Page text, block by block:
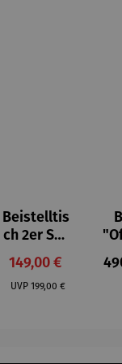
Beistelltis
ch 2er Set
– Dalias
Verkaufspreis:
149,00 €
UVP Regulärer Preis:
199,00 €